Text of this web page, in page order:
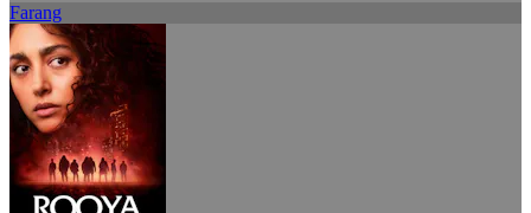
Farang